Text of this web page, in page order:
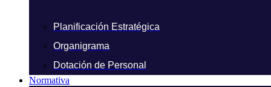
Planificación Estratégica
Organigrama
Dotación de Personal
Normativa